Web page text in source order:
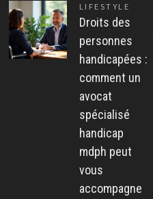
LIFESTYLE
Droits des
personnes
handicapées :
comment un
avocat
spécialisé
handicap
mdph peut
vous
accompagne